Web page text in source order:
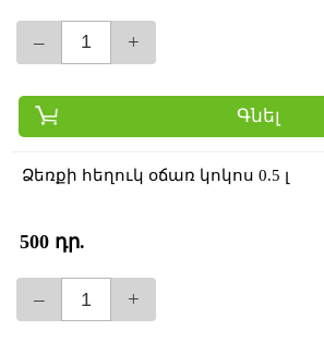
– +
Գնել
Ձեռքի հեղուկ օճառ կոկոս 0.5 լ
500 դր.
– +